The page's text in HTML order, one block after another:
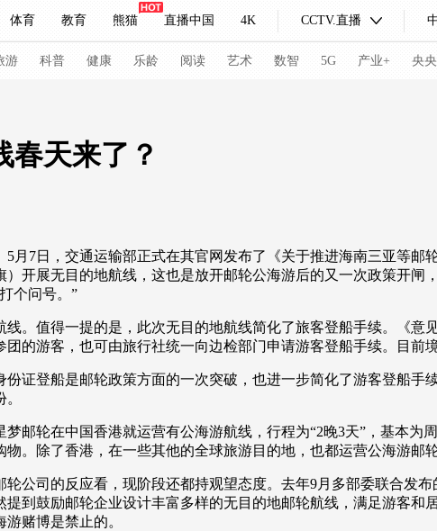
体育 教育 熊猫 直播中国 4K CCTV.直播
妙语 热解读 天天学习
持人 下载央视影音
游 科普 健康 乐龄 阅读 艺术 数智 5G 产业+ 央
道 VR/AR 4K专区 全景新闻
会 CBA NBA 中超 国足 国际足球 网球 综合体育
体育江湖 文化体育 冰雪道路 足球道路
央博 非遗 文化 旅游 科普 健康 乐龄 阅读
春天来了？
日，交通运输部正式在其官网发布了《关于推进海南三亚等邮
开展无目的地航线，这也是放开邮轮公海游后的又一次政策开闸
个问号。”
值得一提的是，此次无目的地航线简化了旅客登船手续。《意
的游客，也可由旅行社统一向边检部门申请游客登船手续。目前
登船是邮轮政策方面的一次突破，也进一步简化了游客登船手
轮在中国香港就运营有公海游航线，行程为“2晚3天”，基本为
。除了香港，在一些其他的全球旅游目的地，也都运营公海游邮轮
司的反应看，现阶段还都持观望态度。去年9月多部委联合发布
到鼓励邮轮企业设计丰富多样的无目的地邮轮航线，满足游客和
赌博是禁止的。